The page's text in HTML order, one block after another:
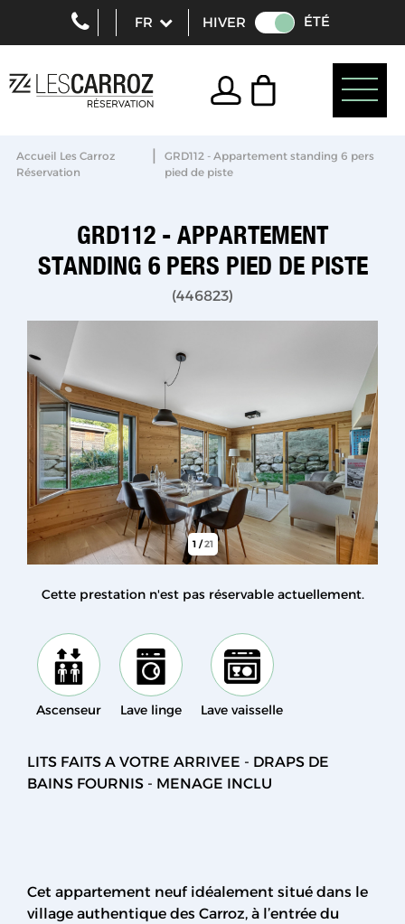
HIVER ÉTÉ
Accueil Les Carroz
Réservation
|
GRD112 - Appartement standing 6 pers
pied de piste
GRD112 - APPARTEMENT
STANDING 6 PERS PIED DE PISTE
(446823)
1/21
Cette prestation n'est pas réservable actuellement.
Ascenseur Lave linge Lave vaisselle
LITS FAITS A VOTRE ARRIVEE - DRAPS DE
BAINS FOURNIS - MENAGE INCLU
Cet appartement neuf idéalement situé dans le
village authentique des Carroz, à l’entrée du